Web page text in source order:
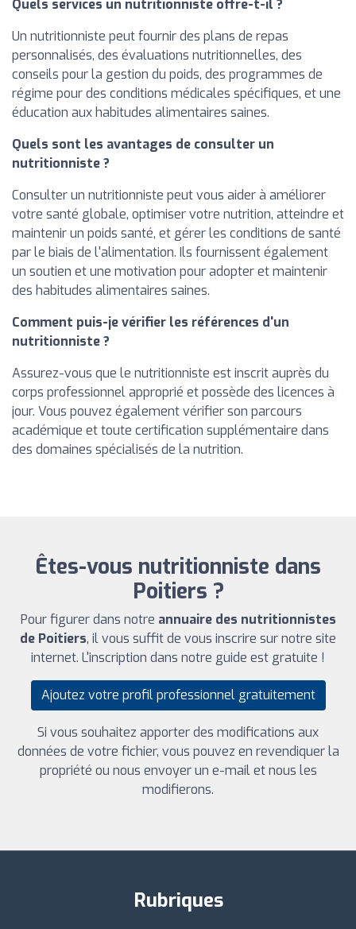
Quels services un nutritionniste offre-t-il ?
Un nutritionniste peut fournir des plans de repas
personnalisés, des évaluations nutritionnelles, des
conseils pour la gestion du poids, des programmes de
régime pour des conditions médicales spécifiques, et une
éducation aux habitudes alimentaires saines.
Quels sont les avantages de consulter un
nutritionniste ?
Consulter un nutritionniste peut vous aider à améliorer
votre santé globale, optimiser votre nutrition, atteindre et
maintenir un poids santé, et gérer les conditions de santé
par le biais de l'alimentation. Ils fournissent également
un soutien et une motivation pour adopter et maintenir
des habitudes alimentaires saines.
Comment puis-je vérifier les références d'un
nutritionniste ?
Assurez-vous que le nutritionniste est inscrit auprès du
corps professionnel approprié et possède des licences à
jour. Vous pouvez également vérifier son parcours
académique et toute certification supplémentaire dans
des domaines spécialisés de la nutrition.
Êtes-vous nutritionniste dans
Poitiers ?
Pour figurer dans notre annuaire des nutritionnistes
de Poitiers, il vous suffit de vous inscrire sur notre site
internet. L'inscription dans notre guide est gratuite !
Ajoutez votre profil professionnel gratuitement
Si vous souhaitez apporter des modifications aux
données de votre fichier, vous pouvez en revendiquer la
propriété ou nous envoyer un e-mail et nous les
modifierons.
Rubriques